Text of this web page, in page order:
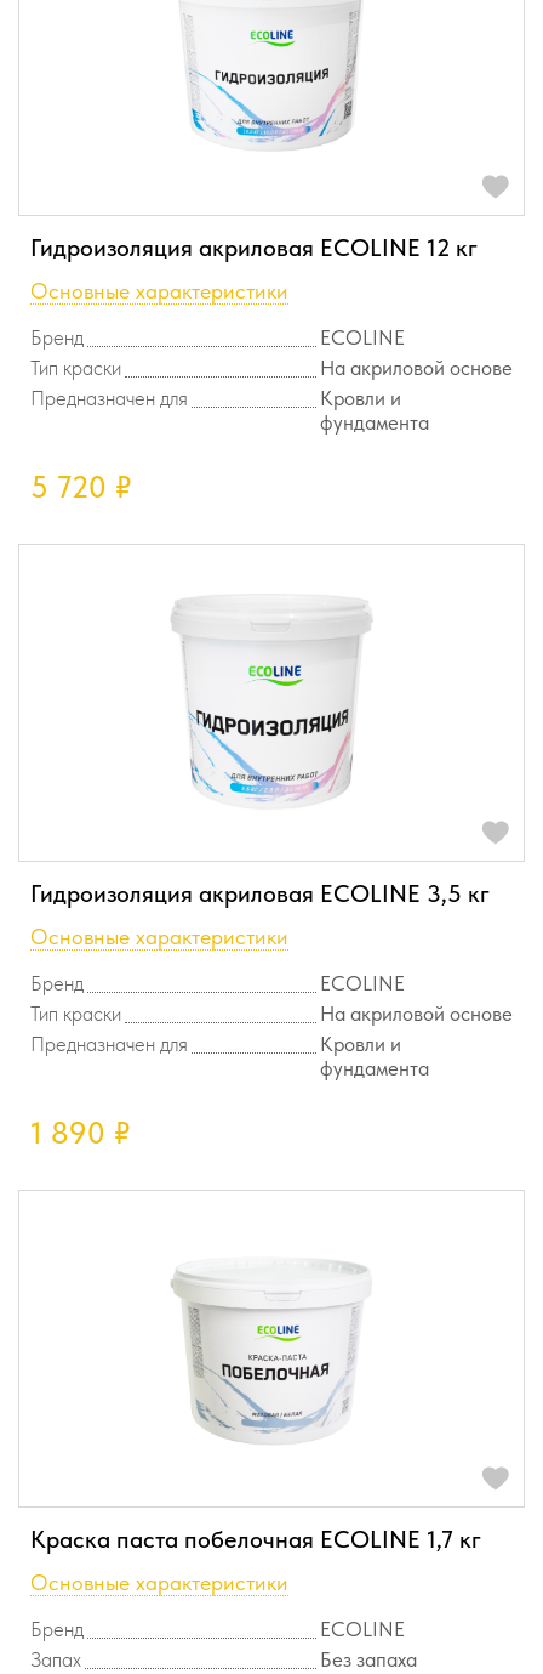
Гидроизоляция акриловая ECOLINE 12 кг
Основные характеристики
Бренд
ECOLINE
Тип краски
На акриловой основе
Предназначен для
Кровли и
фундамента
5 720 ₽
Гидроизоляция акриловая ECOLINE 3,5 кг
Основные характеристики
Бренд
ECOLINE
Тип краски
На акриловой основе
Предназначен для
Кровли и
фундамента
1 890 ₽
Краска паста побелочная ECOLINE 1,7 кг
Основные характеристики
Бренд
ECOLINE
Запах
Без запаха